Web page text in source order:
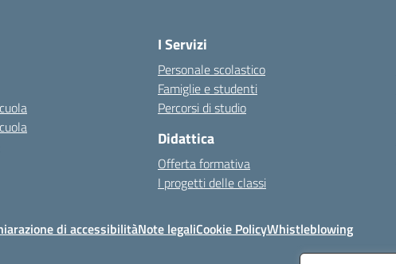
I Servizi
Personale scolastico
Famiglie e studenti
Percorsi di studio
Didattica
Offerta formativa
I progetti delle classi
di accessibilitàNote legaliCookie PolicyWhistleblowing